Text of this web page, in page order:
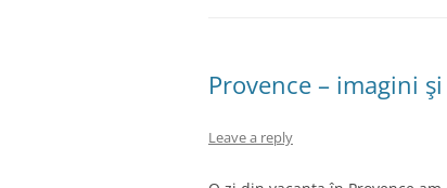
Provence – imagini
Leave a reply